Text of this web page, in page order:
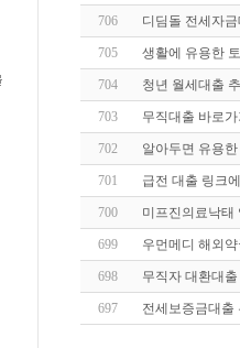
706 디딤돌 전세자
705 생활에 유용한
704 청년 월세대출
703 무직대출 바로
702 알아두면 유용
701 급전 대출 링크
700 미프진의료낙태
699 우먼메디 해외
698 무직자 대환대
697 전세보증금대출